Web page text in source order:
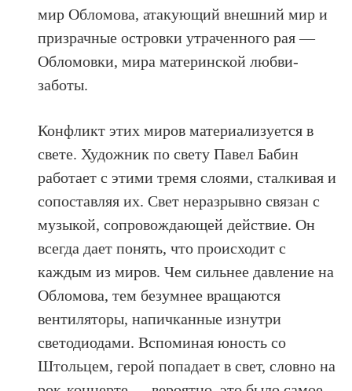
мир Обломова, атакующий внешний мир и
призрачные островки утраченного рая —
Обломовки, мира материнской любви-
заботы.
Конфликт этих миров материализуется в
свете. Художник по свету Павел Бабин
работает с этими тремя слоями, сталкивая и
сопоставляя их. Свет неразрывно связан с
музыкой, сопровождающей действие. Он
всегда дает понять, что происходит с
каждым из миров. Чем сильнее давление на
Обломова, тем безумнее вращаются
вентиляторы, напичканные изнутри
светодиодами. Вспоминая юность со
Штольцем, герой попадает в свет, словно на